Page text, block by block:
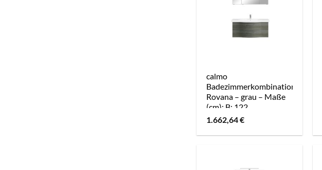
calmo
Badezimmerkombination
Rovana – grau – Maße
(cm): B: 122
1.662,64€